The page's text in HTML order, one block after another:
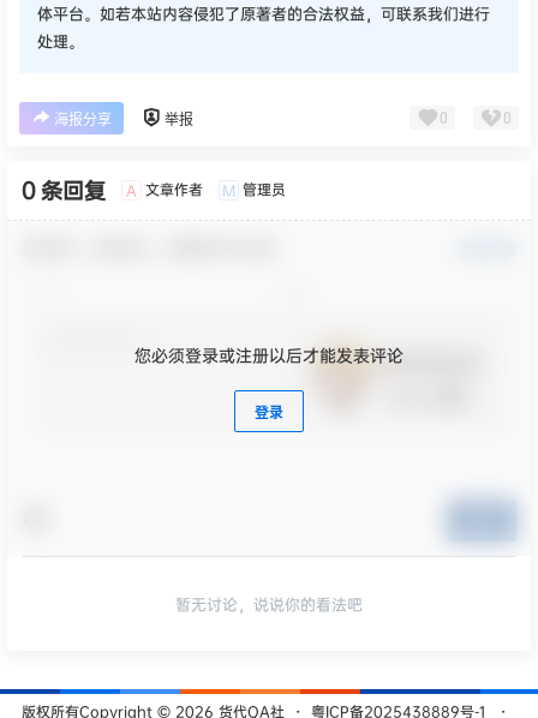
体平台。如若本站内容侵犯了原著者的合法权益，可联系我们进行
处理。
海报分享 举报 0 0
0 条回复 A 文章作者 M 管理员
您必须登录或注册以后才能发表评论
登录
暂无讨论，说说你的看法吧
版权所有Copyright © 2026 货代QA社 ・ 粤ICP备2025438889号-1 ・